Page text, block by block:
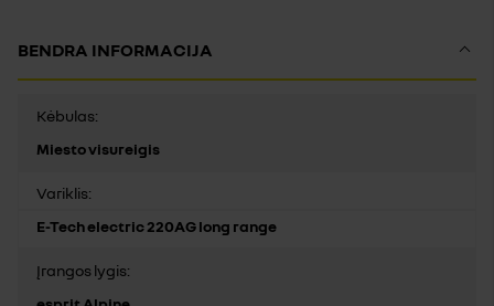
BENDRA INFORMACIJA
Kėbulas:
Miesto visureigis
Variklis:
E-Tech electric 220AG long range
Įrangos lygis: